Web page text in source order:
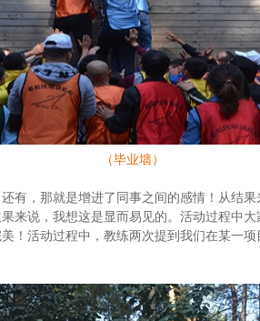
（毕业墙）
有，那就是增进了同事之间的感情！从结
来说，我想这是显而易见的。活动过程中
活动过程中，教练两次提到我们在某一